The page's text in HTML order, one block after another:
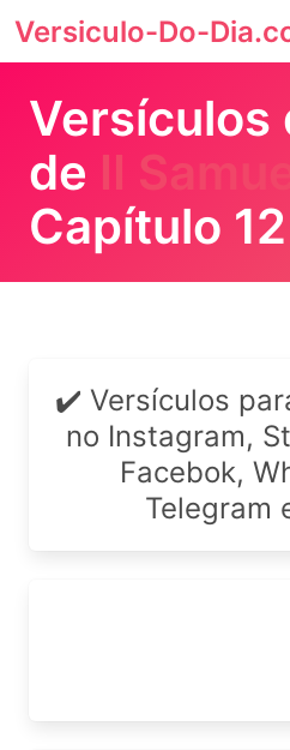
Versiculo-Do-
Versículos
de II Samuel
Capítulo 12
✔️ Versículos
no Instagram,
Facebok,
Telegram